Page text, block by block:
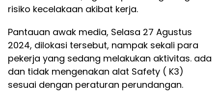
risiko kecelakaan akibat kerja.
Pantauan awak media, Selasa 27 Agustus
2024, dilokasi tersebut, nampak sekali para
pekerja yang sedang melakukan aktivitas. ada
dan tidak mengenakan alat Safety ( K3)
sesuai dengan peraturan perundangan.